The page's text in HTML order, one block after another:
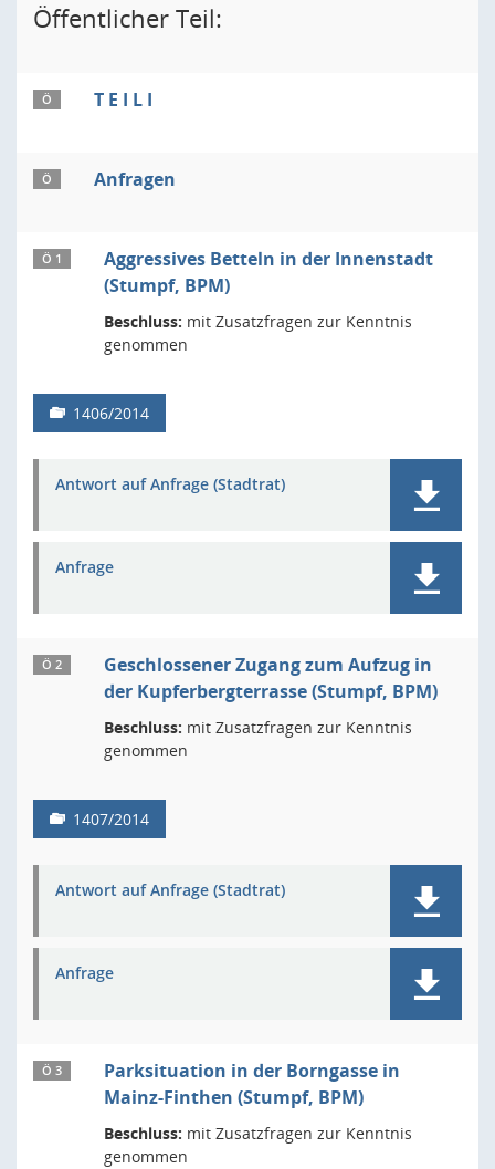
Öffentlicher Teil:
Ö T E I L I
Ö Anfragen
Ö 1
Aggressives Betteln in der Innenstadt
(Stumpf, BPM)
Beschluss: mit Zusatzfragen zur Kenntnis
genommen
1406/2014
Antwort auf Anfrage (Stadtrat)
Anfrage
Ö 2
Geschlossener Zugang zum Aufzug in
der Kupferbergterrasse (Stumpf, BPM)
Beschluss: mit Zusatzfragen zur Kenntnis
genommen
1407/2014
Antwort auf Anfrage (Stadtrat)
Anfrage
Ö 3
Parksituation in der Borngasse in
Mainz-Finthen (Stumpf, BPM)
Beschluss: mit Zusatzfragen zur Kenntnis
genommen